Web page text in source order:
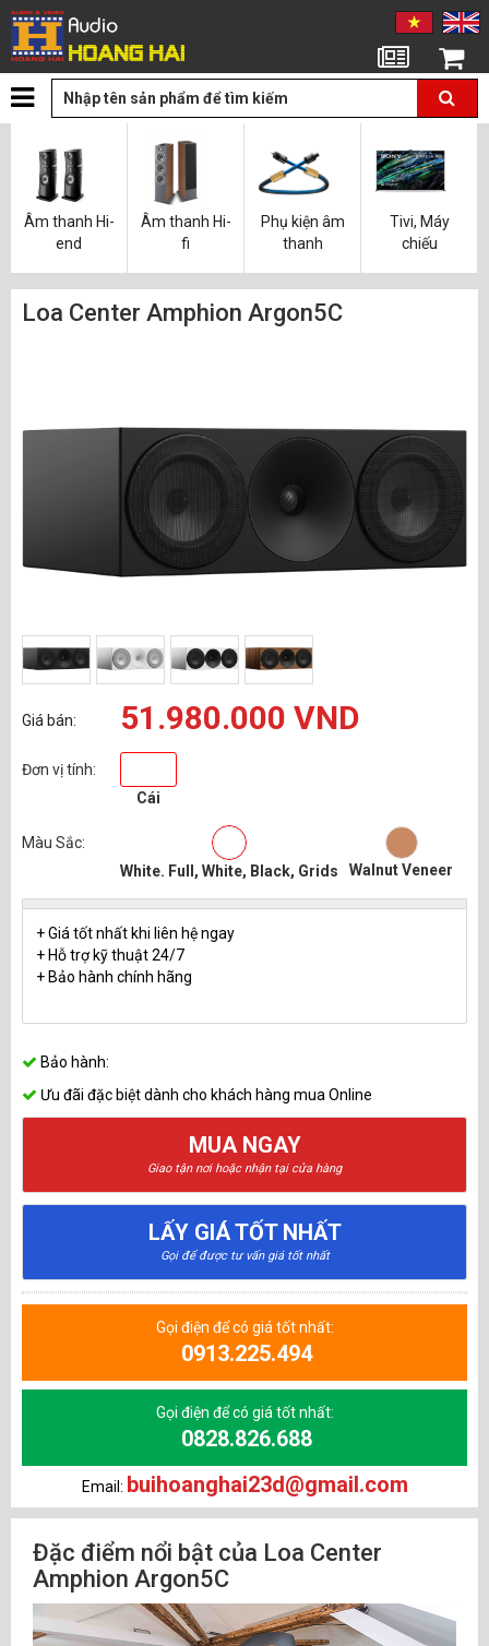
Giỏ hàng
Âm thanh Hi-
end
Âm thanh Hi-
fi
Phụ kiện âm
thanh
Tivi, Máy
chiếu
Loa Center Amphion Argon5C
Giá bán: 51.980.000 VND
Đơn vị tính:
Cái
Màu Sắc:
White. Full, White, Black, Grids
Walnut Veneer
+ Giá tốt nhất khi liên hệ ngay
+ Hỗ trợ kỹ thuật 24/7
+ Bảo hành chính hãng
Bảo hành:
Ưu đãi đặc biệt dành cho khách hàng mua Online
MUA NGAY
Giao tận nơi hoặc nhận tại cửa hàng
LẤY GIÁ TỐT NHẤT
Gọi để được tư vấn giá tốt nhất
Gọi điện để có giá tốt nhất:
0913.225.494
Gọi điện để có giá tốt nhất:
0828.826.688
Email: buihoanghai23d@gmail.com
Đặc điểm nổi bật của Loa Center
Amphion Argon5C